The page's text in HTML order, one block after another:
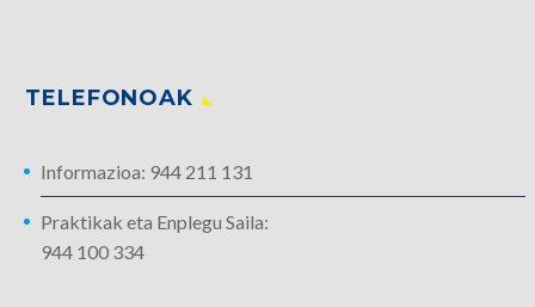
TELEFONOAK
Informazioa: 944 211 131
Praktikak eta Enplegu Saila:
944 100 334